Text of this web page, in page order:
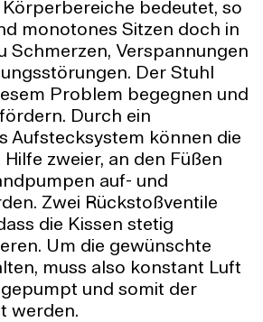
bedeutet, so
monotones Sitzen doch in
Schmerzen, Verspannungen
Der Stuhl
Problem begegnen und
Durch ein
Aufstecksystem können die
zweier, an den Füßen
auf- und
Zwei Rückstoßventile
die Kissen stetig
Um die gewünschte
muss also konstant Luft
und somit der
werden.